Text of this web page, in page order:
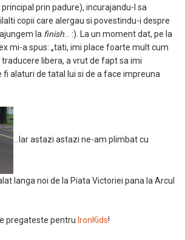
prin padure), incurajandu-l sa
copii care alergau si povestindu-i despre
la finish … :). La un moment dat, pe la
mi-a spus: „tati, imi place foarte mult cum
traducere libera, a vrut de fapt sa imi
alaturi de tatal lui si de a face impreuna
…Iar astazi astazi ne-am plimbat cu
langa noi de la Piata Victoriei pana la Arcul
pregateste pentru IronKids!